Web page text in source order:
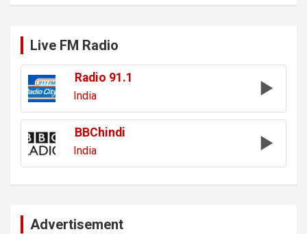
Live FM Radio
Radio 91.1
India
BBChindi
India
Advertisement